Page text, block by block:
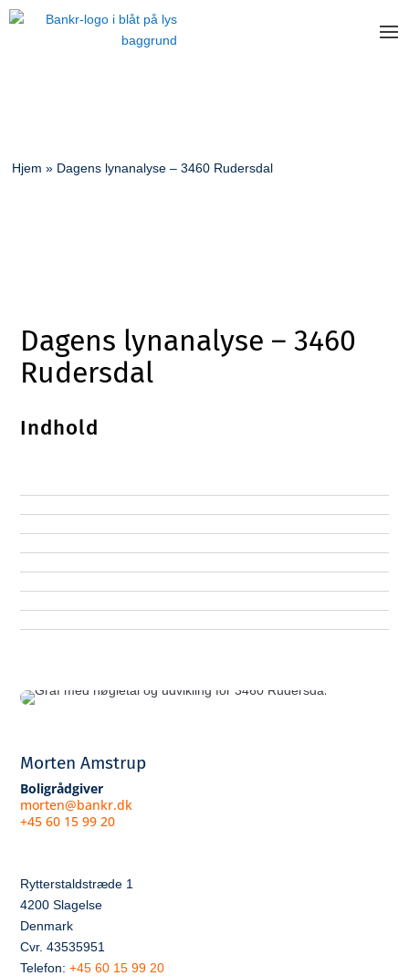
Hjem » Dagens lynanalyse – 3460 Rudersdal
Dagens lynanalyse – 3460
Rudersdal
Indhold
Morten Amstrup
Boligrådgiver
morten@bankr.dk
+45 60 15 99 20
Rytterstaldstræde 1
4200 Slagelse
Denmark
Cvr. 43535951
Telefon:+45 60 15 99 20